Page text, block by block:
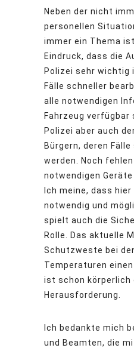
Neben der nicht
personellen
immer ein Thema
Eindruck, dass die
Polizei sehr wichtig
Fälle schneller
alle notwendigen
Fahrzeug verfügbar
Polizei aber auch
Bürgern, deren
werden. Noch
notwendigen
Ich meine, dass
notwendig und
spielt auch die
Rolle. Das aktuelle
Schutzweste bei
Temperaturen
ist schon körperlich
Herausforderung.
Ich bedankte mich
und Beamten, die